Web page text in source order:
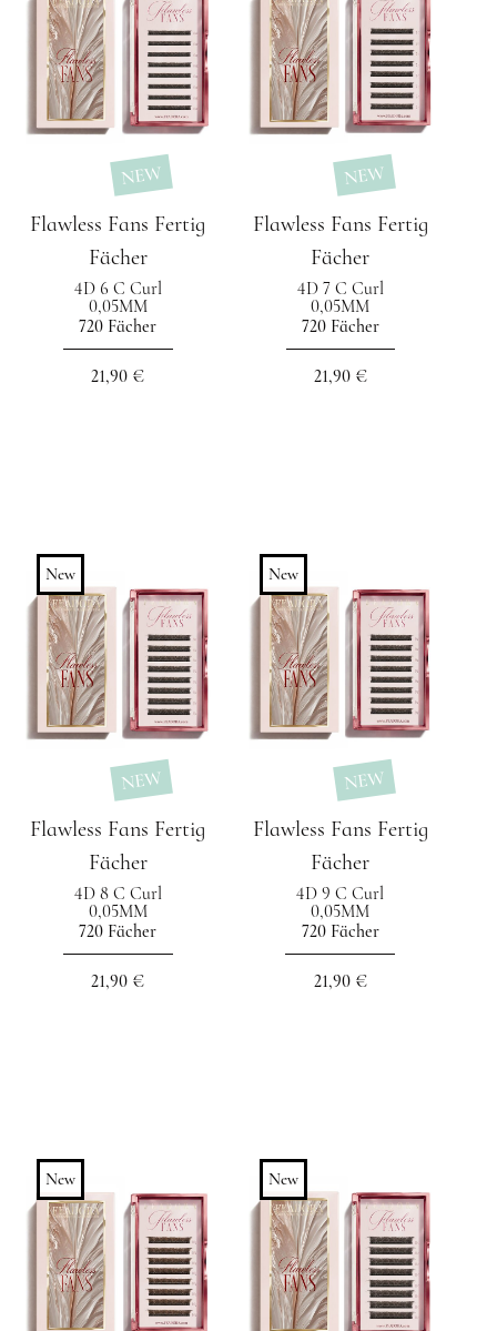
NEW
Flawless Fans Fertig
Fächer
4D 6 C Curl
0,05MM
720 Fächer
21,90 €
NEW
Flawless Fans Fertig
Fächer
4D 7 C Curl
0,05MM
720 Fächer
21,90 €
New
NEW
Flawless Fans Fertig
Fächer
4D 8 C Curl
0,05MM
720 Fächer
21,90 €
New
NEW
Flawless Fans Fertig
Fächer
4D 9 C Curl
0,05MM
720 Fächer
21,90 €
New New